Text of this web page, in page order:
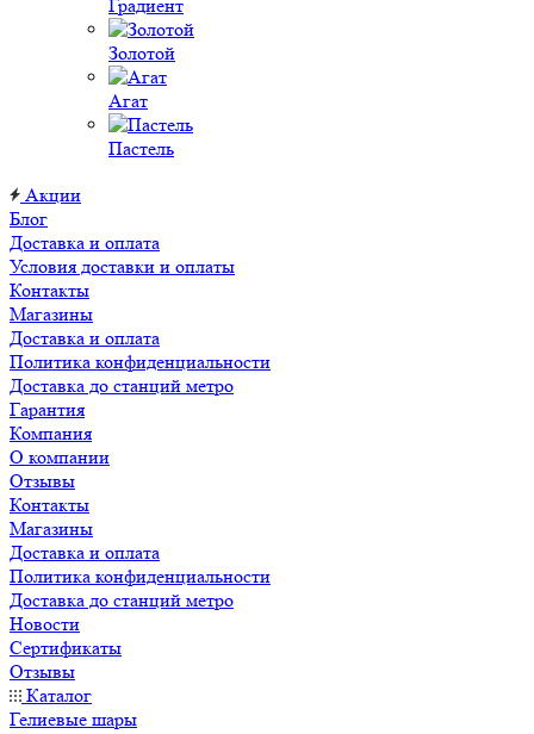
Градиент
Золотой
Агат
Пастель
Акции
Блог
Доставка и оплата
Условия доставки и оплаты
Контакты
Магазины
Доставка и оплата
Политика конфиденциальности
Доставка до станций метро
Гарантия
Компания
О компании
Отзывы
Контакты
Магазины
Доставка и оплата
Политика конфиденциальности
Доставка до станций метро
Новости
Сертификаты
Отзывы
Каталог
Гелиевые шары